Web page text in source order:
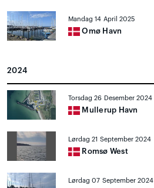
Mandag 14 April 2025
Omø Havn
2024
Torsdag 26 Desember 2024
Mullerup Havn
Lørdag 21 September 2024
Romsø West
Lørdag 07 September 2024